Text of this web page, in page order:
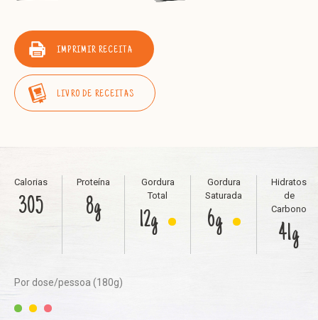
IMPRIMIR RECEITA
LIVRO DE RECEITAS
Calorias
305
Proteína
8g
Gordura
Total
12g
Gordura
Saturada
6g
Hidratos
de
Carbono
41g
Por dose/pessoa (180g)